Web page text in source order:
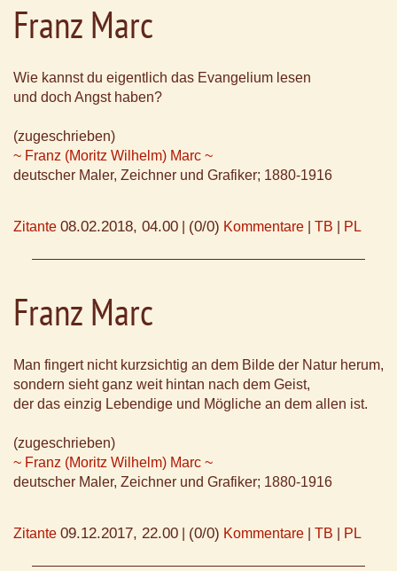
Franz Marc
Wie kannst du eigentlich das Evangelium lesen
und doch Angst haben?
(zugeschrieben)
~ Franz (Moritz Wilhelm) Marc ~
deutscher Maler, Zeichner und Grafiker; 1880-1916
Zitante 08.02.2018, 04.00 (0/0) Kommentare TB PL
Franz Marc
Man fingert nicht kurzsichtig an dem Bilde der Natur herum,
sondern sieht ganz weit hintan nach dem Geist,
der das einzig Lebendige und Mögliche an dem allen ist.
(zugeschrieben)
~ Franz (Moritz Wilhelm) Marc ~
deutscher Maler, Zeichner und Grafiker; 1880-1916
Zitante 09.12.2017, 22.00 (0/0) Kommentare TB PL